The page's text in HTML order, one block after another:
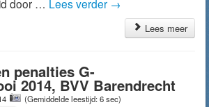
door … Lees verder →
Lees meer
penalties G-
2014, BVV Barendrecht
(Gemiddelde leestijd: 6 sec)